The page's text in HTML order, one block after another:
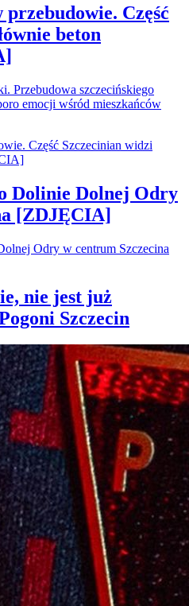
przebudowie. Część
beton
Przebudowa szczecińskiego
emocji wśród mieszkańców
Dolinie Dolnej Odry
[ZDJĘCIA]
nie jest już
Szczecin